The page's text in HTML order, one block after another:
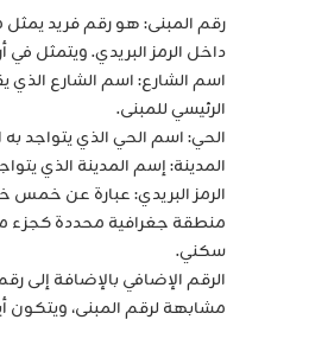
رقم المبنى: هو رقم فريد
داخل الرمز البريدي. ويتمثل في
اسم الشارع: اسم الشارع الذي
الرئيسي للمبنى.
الحي: اسم الحي الذي يتواجد به
المدينة: إسم المدينة الذي
الرمز البريدي: عبارة عن خمس
منطقة جغرافية محددة كجزء
سكني.
الرقم الإضافي بالإضافة إلى
مشابهة لرقم المبنى، ويتكون